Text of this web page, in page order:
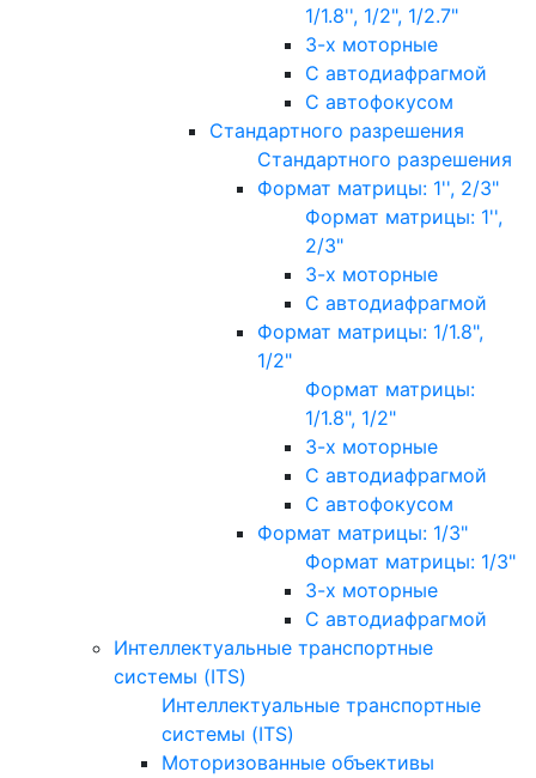
1/1.8'', 1/2", 1/2.7"
3-х моторные
С автодиафрагмой
С автофокусом
Стандартного разрешения
Стандартного разрешения
Формат матрицы: 1'', 2/3"
Формат матрицы: 1'',
2/3"
3-х моторные
С автодиафрагмой
Формат матрицы: 1/1.8",
1/2"
Формат матрицы:
1/1.8", 1/2"
3-х моторные
С автодиафрагмой
С автофокусом
Формат матрицы: 1/3"
Формат матрицы: 1/3"
3-х моторные
С автодиафрагмой
Интеллектуальные транспортные
системы (ITS)
Интеллектуальные транспортные
системы (ITS)
Моторизованные объективы